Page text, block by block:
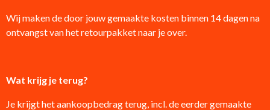
Wij maken de door jouw gemaakte kosten binnen 14 dagen na
ontvangst van het retourpakket naar je over.
Wat krijg je terug?
Je krijgt het aankoopbedrag terug, incl. de eerder gemaakte